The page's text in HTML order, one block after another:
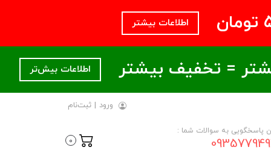
اطلاعات بیشتر
اطلاعات بیش‌تر
ورود | ثبت‌نام
پاسخگویی به سوالات شما :
0